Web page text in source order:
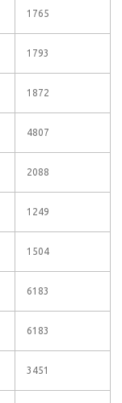
1765
1793
1872
4807
2088
1249
1504
6183
6183
3451